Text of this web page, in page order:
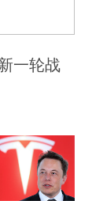
一轮战